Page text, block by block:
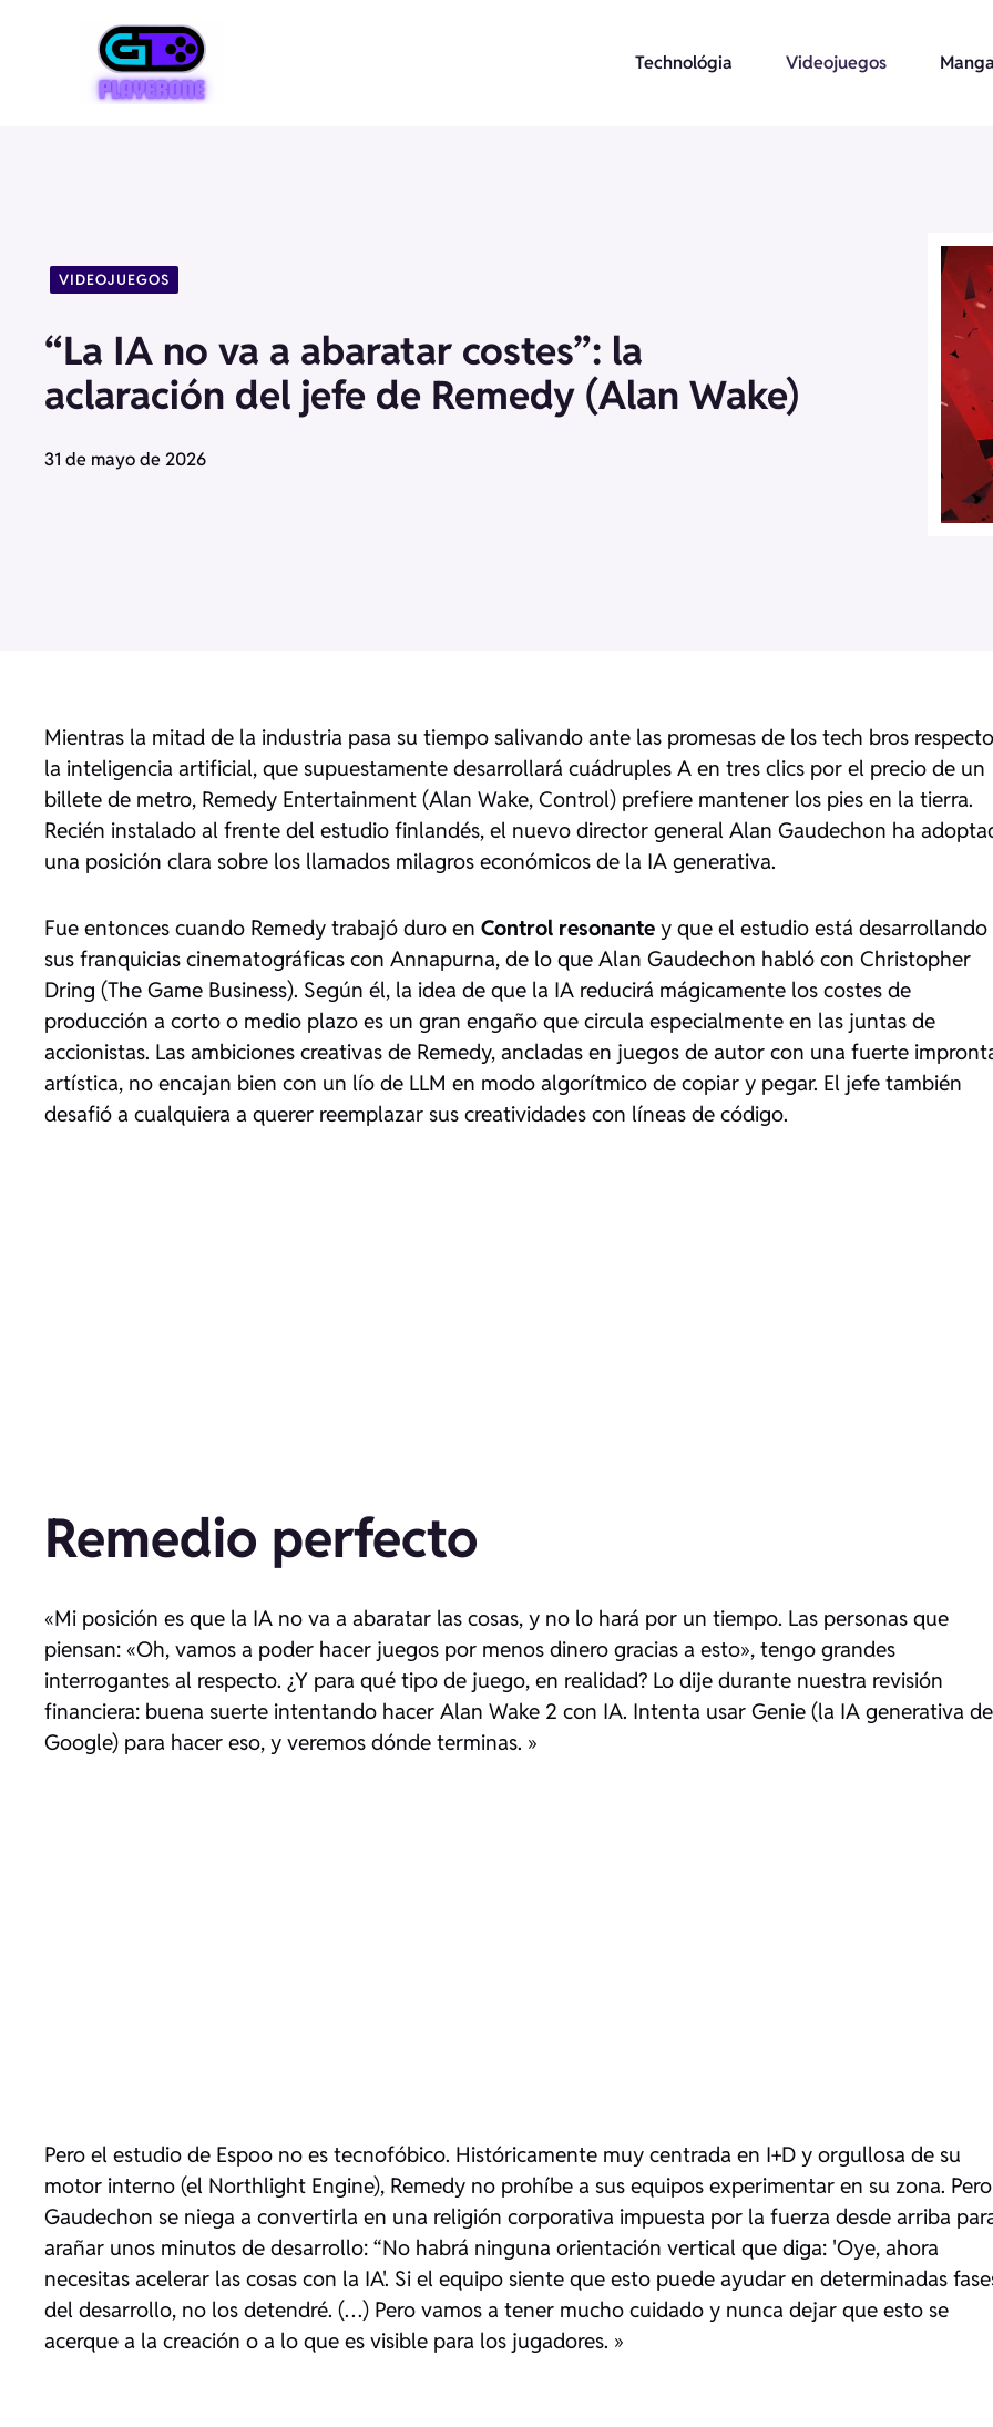
Technológia Videojuegos
VIDEOJUEGOS
“La IA no va a abaratar costes”: la
aclaración del jefe de Remedy (Alan Wake)
31 de mayo de 2026
Mientras la mitad de la industria pasa su tiempo salivando ante las promesas de los tech bros
la inteligencia artificial, que supuestamente desarrollará cuádruples A en tres clics por el precio de un
billete de metro, Remedy Entertainment (Alan Wake, Control) prefiere mantener los pies en la tierra.
Recién instalado al frente del estudio finlandés, el nuevo director general Alan Gaudechon ha
una posición clara sobre los llamados milagros económicos de la IA generativa.
Fue entonces cuando Remedy trabajó duro en Control resonante y que el estudio está desarrollando
sus franquicias cinematográficas con Annapurna, de lo que Alan Gaudechon habló con Christopher
Dring (The Game Business). Según él, la idea de que la IA reducirá mágicamente los costes de
producción a corto o medio plazo es un gran engaño que circula especialmente en las juntas de
accionistas. Las ambiciones creativas de Remedy, ancladas en juegos de autor con una fuerte
artística, no encajan bien con un lío de LLM en modo algorítmico de copiar y pegar. El jefe también
desafió a cualquiera a querer reemplazar sus creatividades con líneas de código.
Remedio perfecto
«Mi posición es que la IA no va a abaratar las cosas, y no lo hará por un tiempo. Las personas que
piensan: «Oh, vamos a poder hacer juegos por menos dinero gracias a esto», tengo grandes
interrogantes al respecto. ¿Y para qué tipo de juego, en realidad? Lo dije durante nuestra revisión
financiera: buena suerte intentando hacer Alan Wake 2 con IA. Intenta usar Genie (la IA generativa de
Google) para hacer eso, y veremos dónde terminas. »
Pero el estudio de Espoo no es tecnofóbico. Históricamente muy centrada en I+D y orgullosa de su
motor interno (el Northlight Engine), Remedy no prohíbe a sus equipos experimentar en su zona. Pero
Gaudechon se niega a convertirla en una religión corporativa impuesta por la fuerza desde arriba
arañar unos minutos de desarrollo: “No habrá ninguna orientación vertical que diga: 'Oye, ahora
necesitas acelerar las cosas con la IA'. Si el equipo siente que esto puede ayudar en determinadas
del desarrollo, no los detendré. (…) Pero vamos a tener mucho cuidado y nunca dejar que esto se
acerque a la creación o a lo que es visible para los jugadores. »